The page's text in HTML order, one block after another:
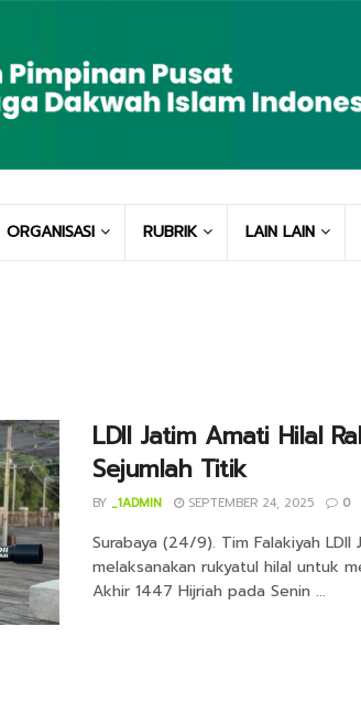
ORGANISASI RUBRIK LAIN LAIN
LDII Jatim Amati Hilal
Sejumlah Titik
BY _1ADMIN SEPTEMBER 24, 2025 0
Surabaya (24/9). Tim Falakiyah LDII
melaksanakan rukyatul hilal untuk
Akhir 1447 Hijriah pada Senin ...